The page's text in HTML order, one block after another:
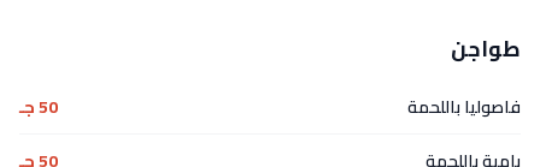
طواجن
فاصوليا باللحمة
50 جـ